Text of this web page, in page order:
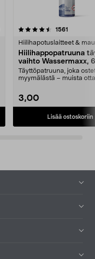
1561
Hiilihapotuslaitteet &
Hiilihappopatruuna
vaihto Wassermaxx,
Täyttöpatruuna, joka
myymälästä – muista
3,00
Lisää ostoskoriin
4.5viidestä